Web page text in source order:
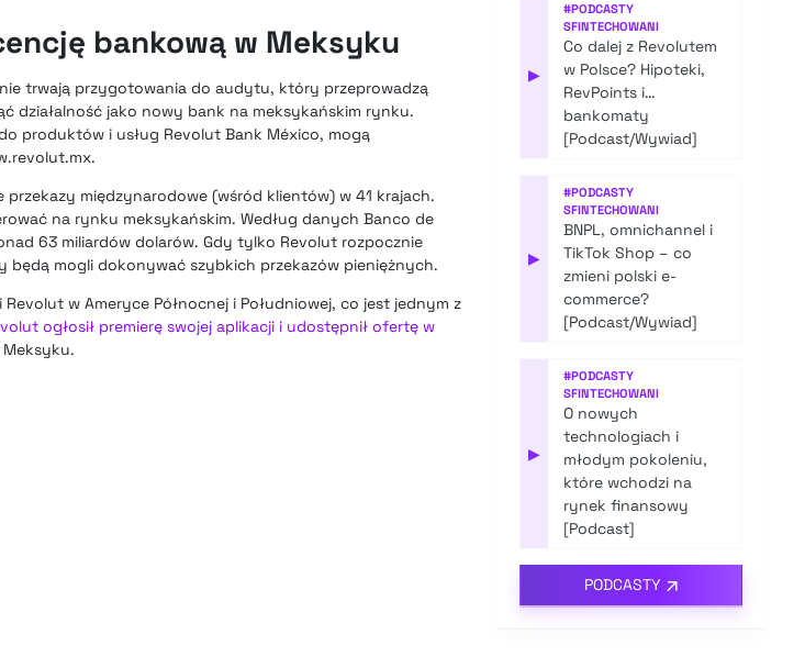
bankową w Meksyku
trwają przygotowania do audytu, który przeprowadzą
działalność jako nowy bank na meksykańskim rynku.
produktów i usług Revolut Bank México, mogą
międzynarodowe (wśród klientów) w 41 krajach.
na rynku meksykańskim. Według danych Banco de
63 miliardów dolarów. Gdy tylko Revolut rozpocznie
mogli dokonywać szybkich przekazów pieniężnych.
w Ameryce Północnej i Południowej, co jest jednym z
ogłosił premierę swojej aplikacji i udostępnił ofertę w
Meksyku.
▶
#PODCASTY
SFINTECHOWANI
Co dalej z Revolutem
w Polsce? Hipoteki,
RevPoints i…
bankomaty
[Podcast/Wywiad]
▶
#PODCASTY
SFINTECHOWANI
BNPL, omnichannel i
TikTok Shop – co
zmieni polski e-
commerce?
[Podcast/Wywiad]
▶
#PODCASTY
SFINTECHOWANI
O nowych
technologiach i
młodym pokoleniu,
które wchodzi na
rynek finansowy
[Podcast]
PODCASTY